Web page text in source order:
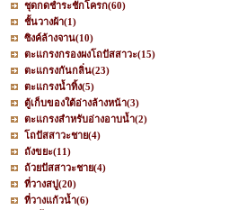
ชุดกดชำระชักโครก(60)
ชั้นวางผ้า(1)
ซิงค์ล้างจาน(10)
ตะแกรงกรองผงโถปัสสาวะ(15)
ตะแกรงกันกลิ่น(23)
ตะแกรงน้ำทิ้ง(5)
ตู้เก็บของใต้อ่างล้างหน้า(3)
ตะแกรงสำหรับอ่างอาบน้ำ(2)
โถปัสสาวะชาย(4)
ถังขยะ(11)
ถ้วยปัสสาวะชาย(4)
ที่วางสบู่(20)
ที่วางแก้วน้ำ(6)